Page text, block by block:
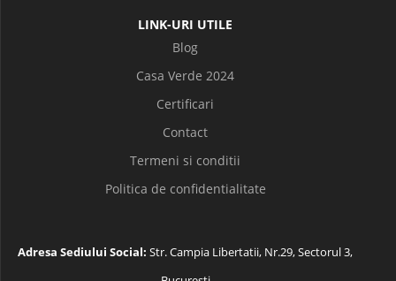
LINK-URI UTILE
Blog
Casa Verde 2024
Certificari
Contact
Termeni si conditii
Politica de confidentialitate
Adresa Sediului Social: Str. Campia Libertatii, Nr.29, Sectorul 3,